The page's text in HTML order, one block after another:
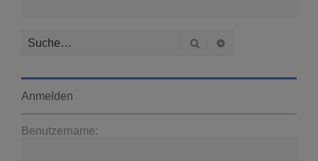
Suche
Anmelden
Benutzername: